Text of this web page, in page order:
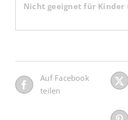
Nicht geeignet für Kinder
Auf Facebook
teilen